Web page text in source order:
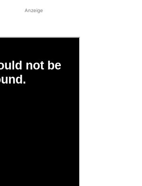
Anzeige